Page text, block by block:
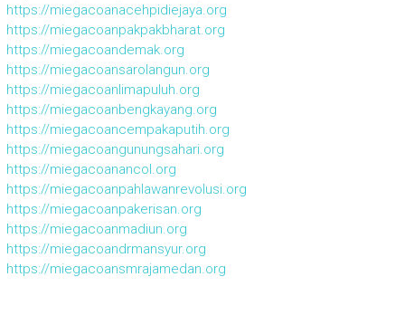
https://miegacoanacehpidiejaya.org
https://miegacoanpakpakbharat.org
https://miegacoandemak.org
https://miegacoansarolangun.org
https://miegacoanlimapuluh.org
https://miegacoanbengkayang.org
https://miegacoancempakaputih.org
https://miegacoangunungsahari.org
https://miegacoanancol.org
https://miegacoanpahlawanrevolusi.org
https://miegacoanpakerisan.org
https://miegacoanmadiun.org
https://miegacoandrmansyur.org
https://miegacoansmrajamedan.org